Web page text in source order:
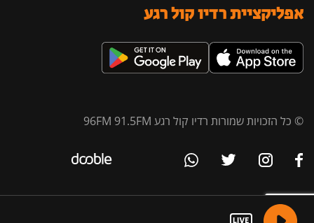
אפליקציית רדיו קול רגע
© כל הזכויות שמורות רדיו קול רגע 96FM 91.5FM